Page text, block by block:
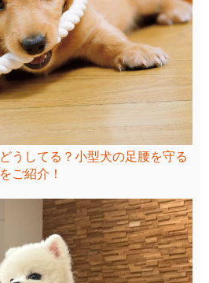
うしてる？小型犬の足腰を守る
ご紹介！